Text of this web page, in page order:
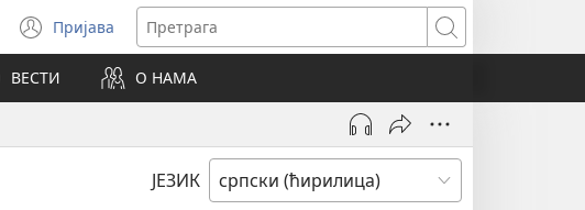
Пријава
(отвара
нови
прозор)
Претрага
ВЕСТИ О НАМА
ЈЕЗИК